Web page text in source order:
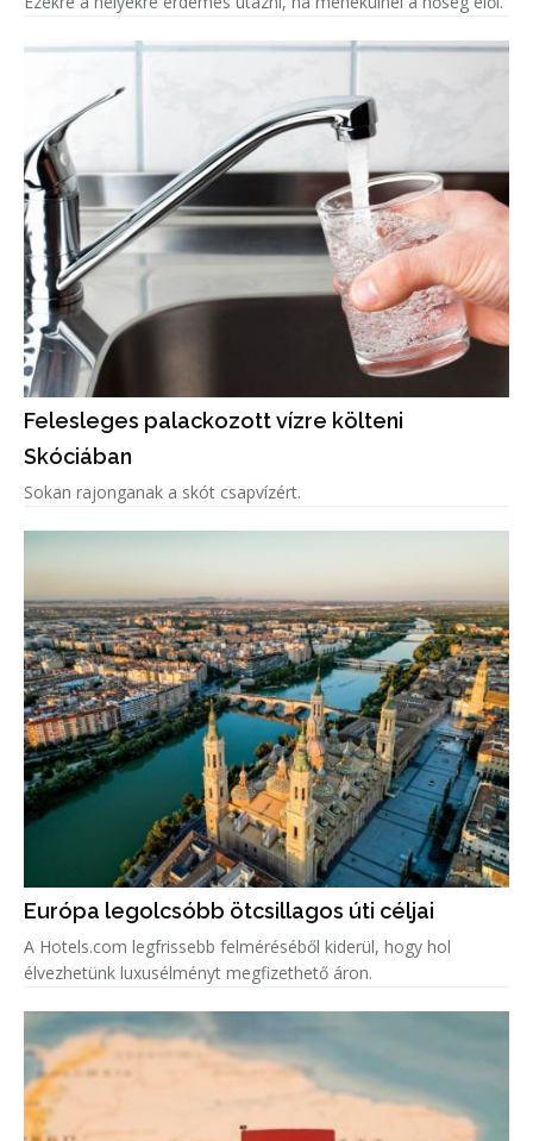
Felesleges palackozott vízre költeni
Skóciában
Sokan rajonganak a skót csapvízért.
Európa legolcsóbb ötcsillagos úti céljai
A Hotels.com legfrissebb felméréséből kiderül, hogy hol
élvezhetünk luxusélményt megfizethető áron.